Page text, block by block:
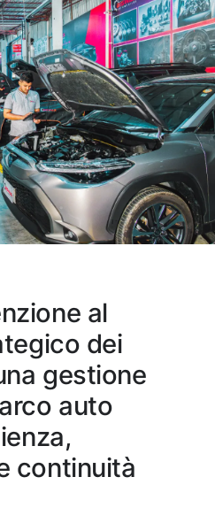
al
dei
gestione
auto
continuità